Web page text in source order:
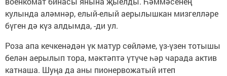
кулында аләмнәр, елый-елый аерылышкан мизгелләре
бүген дә күз алдымда, -ди ул.
Роза апа кечкенәдән үк матур сөйләме, үз-үзен тотышы
белән аерылып тора, мәктәптә үтүче һәр чарада актив
катнаша. Шуңа да аны пионервожатый итеп